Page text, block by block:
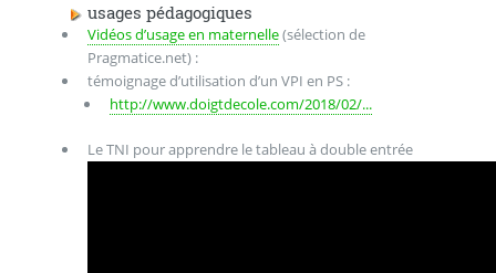
usages pédagogiques
Vidéos d’usage en maternelle(sélection de
Pragmatice.net) :
témoignage d’utilisation d’un VPI en PS :
http://www.doigtdecole.com/2018/02/...
Le TNI pour apprendre le tableau à double entrée